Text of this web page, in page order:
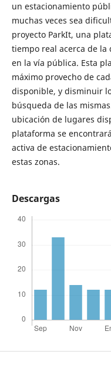
un estacionamiento
muchas veces sea
proyecto ParkIt, una
tiempo real acerca de
en la vía pública. Esta
máximo provecho de
disponible, y disminuir
búsqueda de las
ubicación de lugares
plataforma se
activa de
estas zonas.
Descargas